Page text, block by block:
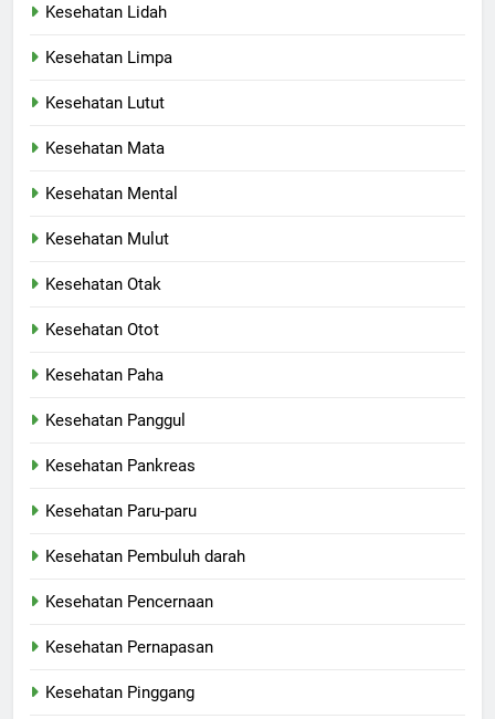
Kesehatan Lidah
Kesehatan Limpa
Kesehatan Lutut
Kesehatan Mata
Kesehatan Mental
Kesehatan Mulut
Kesehatan Otak
Kesehatan Otot
Kesehatan Paha
Kesehatan Panggul
Kesehatan Pankreas
Kesehatan Paru-paru
Kesehatan Pembuluh darah
Kesehatan Pencernaan
Kesehatan Pernapasan
Kesehatan Pinggang